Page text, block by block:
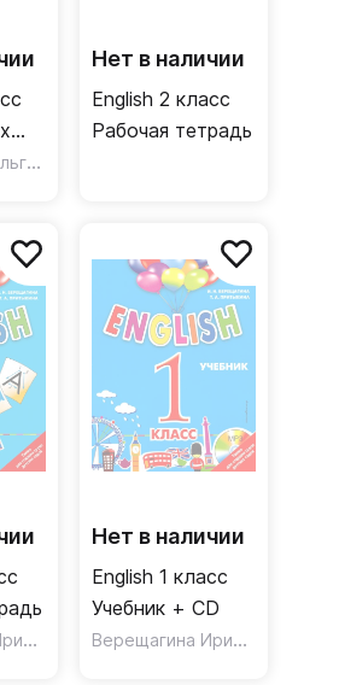
Афанасьева Ольга Васильевна
Нет в наличии
English 2 класс
Рабочая тетрадь
Верещагина Ирина Николаевна
,Притыкина Тамара
Нет в наличии
English 1 класс
Учебник + CD
Верещагина Ирина Николаевна